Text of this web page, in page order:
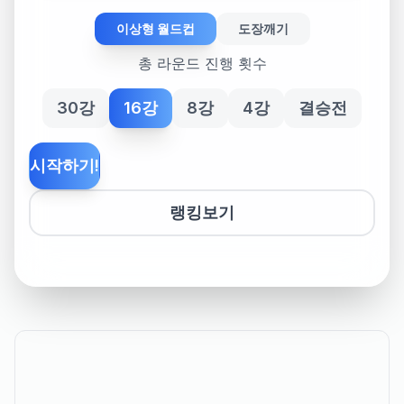
이상형 월드컵 도장깨기
총 라운드 진행 횟수
30강 16강 8강 4강 결승전
랭킹보기
시작하기!